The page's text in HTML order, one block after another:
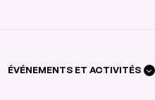
ÉVÉNEMENTS ET ACTIVITÉS